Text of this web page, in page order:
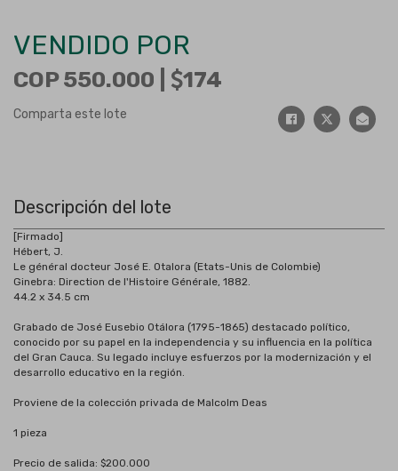
VENDIDO POR
COP 550.000 | 174
Comparta este lote
Descripción del lote
[Firmado]
Hébert, J.
Le général docteur José E. Otalora (Etats-Unis de Colombie)
Ginebra: Direction de l'Histoire Générale, 1882.
44.2 x 34.5 cm
Grabado de José Eusebio Otálora (1795-1865) destacado político,
conocido por su papel en la independencia y su influencia en la política
del Gran Cauca. Su legado incluye esfuerzos por la modernización y el
desarrollo educativo en la región.
Proviene de la colección privada de Malcolm Deas
1 pieza
Precio de salida: $200.000